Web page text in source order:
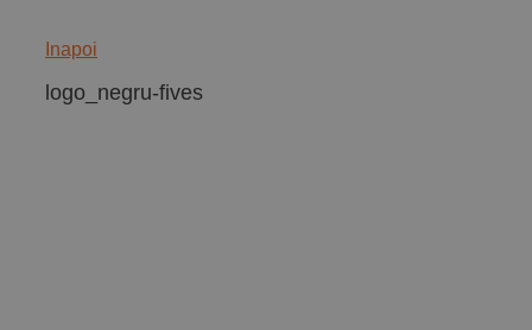
Programe
Inapoi
logo_negru-fives